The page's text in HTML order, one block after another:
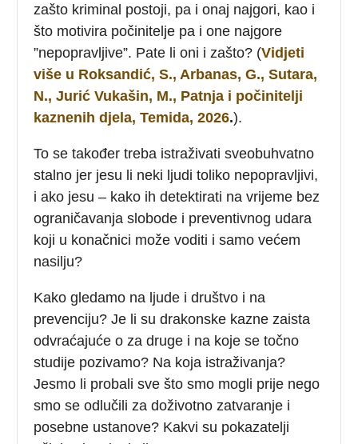
zašto kriminal postoji, pa i onaj najgori, kao i
što motivira počinitelje pa i one najgore
”nepopravljive”. Pate li oni i zašto? (Vidjeti
više u Roksandić, S., Arbanas, G., Sutara,
N., Jurić Vukašin, M., Patnja i počinitelji
kaznenih djela, Temida, 2026.).
To se također treba istraživati sveobuhvatno
stalno jer jesu li neki ljudi toliko nepopravljivi,
i ako jesu – kako ih detektirati na vrijeme bez
ograničavanja slobode i preventivnog udara
koji u konačnici može voditi i samo većem
nasilju?
Kako gledamo na ljude i društvo i na
prevenciju? Je li su drakonske kazne zaista
odvraćajuće o za druge i na koje se točno
studije pozivamo? Na koja istraživanja?
Jesmo li probali sve što smo mogli prije nego
smo se odlučili za doživotno zatvaranje i
posebne ustanove? Kakvi su pokazatelji